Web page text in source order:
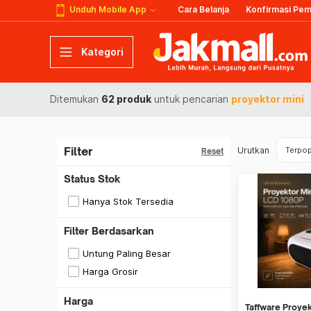
Unduh Mobile App Cara Belanja Konfirmasi
Kategori
Ditemukan 62 produk untuk pencarian proyektor mini
Filter Reset
Status Stok
Hanya Stok Tersedia
Filter Berdasarkan
Untung Paling Besar
Harga Grosir
Harga
Urutkan
Taffware